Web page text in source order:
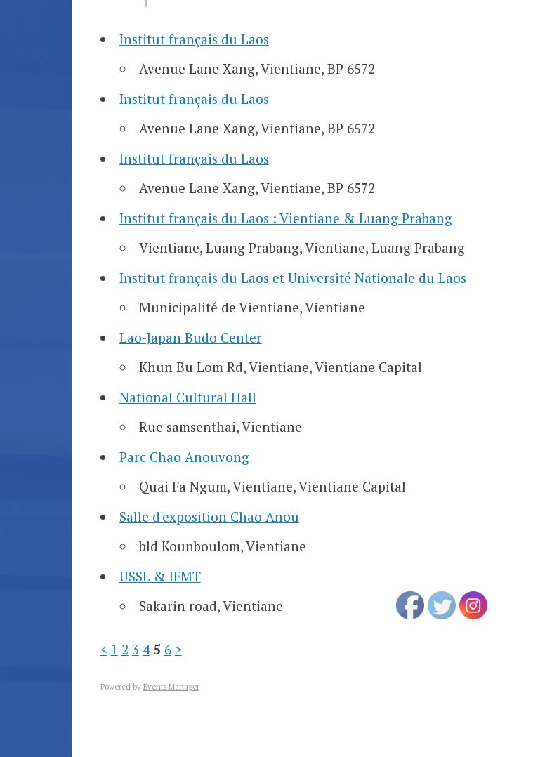
Institut français du Laos
Avenue Lane Xang, Vientiane, BP 6572
Institut français du Laos
Avenue Lane Xang, Vientiane, BP 6572
Institut français du Laos
Avenue Lane Xang, Vientiane, BP 6572
Institut français du Laos : Vientiane & Luang Prabang
Vientiane, Luang Prabang, Vientiane, Luang Prabang
Institut français du Laos et Université Nationale du Laos
Municipalité de Vientiane, Vientiane
Lao-Japan Budo Center
Khun Bu Lom Rd, Vientiane, Vientiane Capital
National Cultural Hall
Rue samsenthai, Vientiane
Parc Chao Anouvong
Quai Fa Ngum, Vientiane, Vientiane Capital
Salle d'exposition Chao Anou
bld Kounboulom, Vientiane
USSL & IFMT
Sakarin road, Vientiane
< 1 2 3 4 5 6 >
Powered by Events Manager